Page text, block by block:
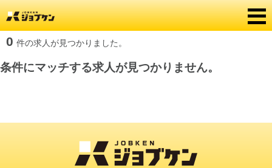
0 件の求人が見つかりました。
条件にマッチする求人が見つかりません。